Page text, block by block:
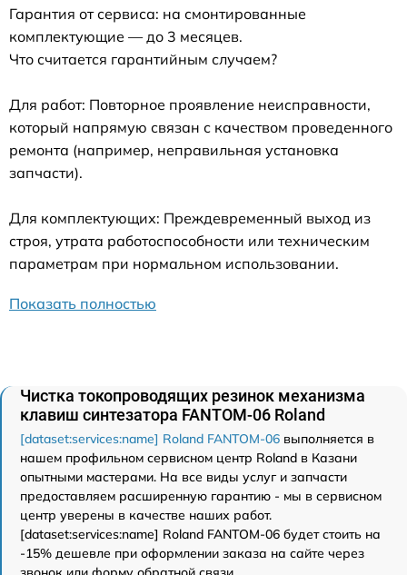
Гарантия от сервиса: на смонтированные
комплектующие — до 3 месяцев.
Что считается гарантийным случаем?
Для работ: Повторное проявление неисправности,
который напрямую связан с качеством проведенного
ремонта (например, неправильная установка
запчасти).
Для комплектующих: Преждевременный выход из
строя, утрата работоспособности или техническим
параметрам при нормальном использовании.
Показать полностью
Чистка токопроводящих резинок механизма
клавиш синтезатора FANTOM-06 Roland
[dataset:services:name] Roland FANTOM-06 выполняется в
нашем профильном сервисном центр Roland в Казани
опытными мастерами. На все виды услуг и запчасти
предоставляем расширенную гарантию - мы в сервисном
центр уверены в качестве наших работ.
[dataset:services:name] Roland FANTOM-06 будет стоить на
-15% дешевле при оформлении заказа на сайте через